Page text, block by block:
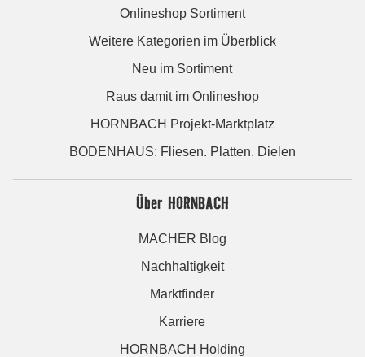
Onlineshop Sortiment
Weitere Kategorien im Überblick
Neu im Sortiment
Raus damit im Onlineshop
HORNBACH Projekt-Marktplatz
BODENHAUS: Fliesen. Platten. Dielen
Über HORNBACH
MACHER Blog
Nachhaltigkeit
Marktfinder
Karriere
HORNBACH Holding